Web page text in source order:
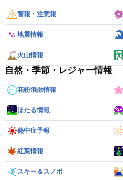
警報・注意報
地震情報
火山情報
自然・季節・レジャー情報
花粉飛散情報
ほたる情報
熱中症予報
紅葉情報
スキー＆スノボ